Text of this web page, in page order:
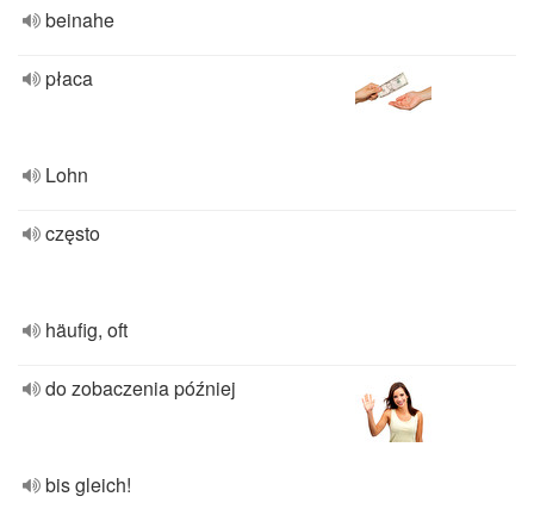
beinahe
płaca
Lohn
często
häufig, oft
do zobaczenia później
bis gleich!